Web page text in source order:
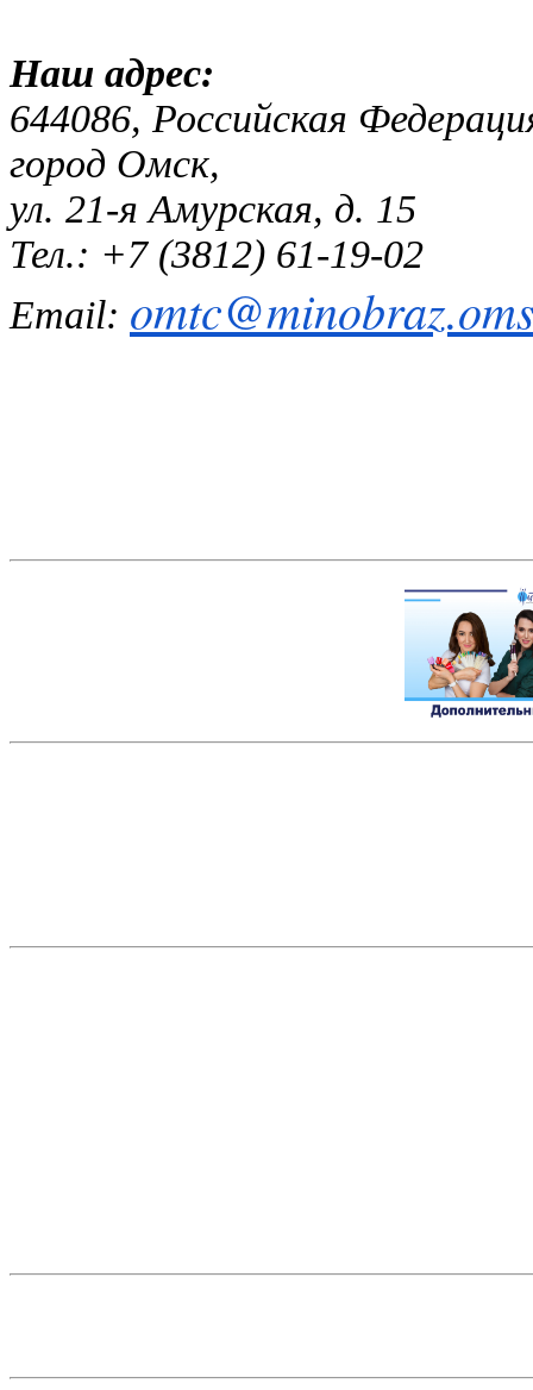
Наш
644086, Российская
город Омск,
ул. 21-я Амурская, д. 15
Тел.: +7 (3812) 61-19-02
Email: